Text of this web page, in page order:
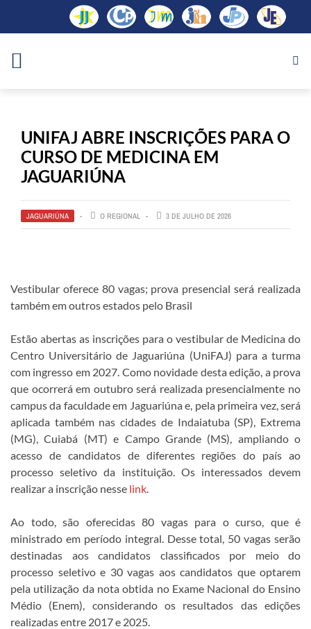
UNIFAJ ABRE INSCRIÇÕES PARA O
CURSO DE MEDICINA EM
JAGUARIÚNA
JAGUARIÚNA O REGIONAL 3 DE JULHO DE 2026
Vestibular oferece 80 vagas; prova presencial será realizada
também em outros estados pelo Brasil
Estão abertas as inscrições para o vestibular de Medicina do
Centro Universitário de Jaguariúna (UniFAJ) para a turma
com ingresso em 2027. Como novidade desta edição, a prova
que ocorrerá em outubro será realizada presencialmente no
campus da faculdade em Jaguariúna e, pela primeira vez, será
aplicada também nas cidades de Indaiatuba (SP), Extrema
(MG), Cuiabá (MT) e Campo Grande (MS), ampliando o
acesso de candidatos de diferentes regiões do país ao
processo seletivo da instituição. Os interessados devem
realizar a inscrição nesse link.
Ao todo, são oferecidas 80 vagas para o curso, que é
ministrado em período integral. Desse total, 50 vagas serão
destinadas aos candidatos classificados por meio do
processo seletivo e 30 vagas aos candidatos que optarem
pela utilização da nota obtida no Exame Nacional do Ensino
Médio (Enem), considerando os resultados das edições
realizadas entre 2017 e 2025.